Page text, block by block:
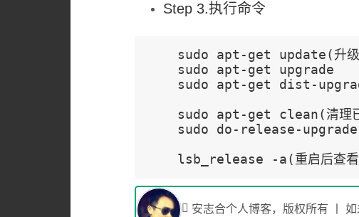
Step 3.执行命令
sudo apt-get update(升级
sudo apt-get upgrade
sudo apt-get dist-
sudo apt-get clean(清理已
sudo do-release-upgrade(
lsb_release -a(重启后查
安志合个人博客，版权所有 丨